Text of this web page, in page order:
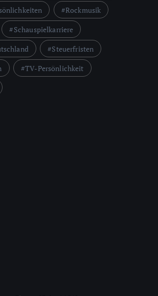
Rockmusik
Schauspielkarriere
Steuerfristen
TV-Persönlichkeit